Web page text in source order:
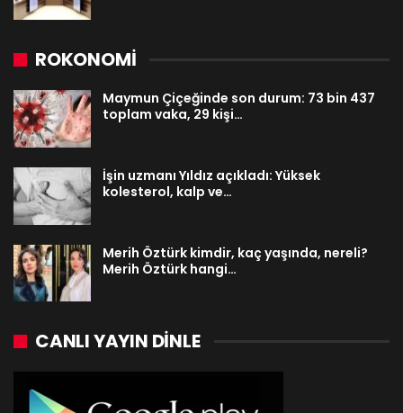
ROKONOMİ
Maymun Çiçeğinde son durum: 73 bin 437
toplam vaka, 29 kişi…
İşin uzmanı Yıldız açıkladı: Yüksek
kolesterol, kalp ve…
Merih Öztürk kimdir, kaç yaşında, nereli?
Merih Öztürk hangi…
CANLI YAYIN DINLE